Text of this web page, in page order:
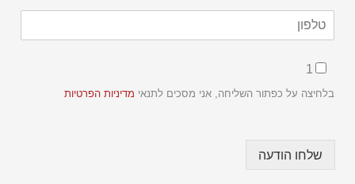
ט
פ
ש
1
בלחיצה על כפתור השליחה, אני מסכים לתנאי מדיניות הפרטיות
שלחו הודעה